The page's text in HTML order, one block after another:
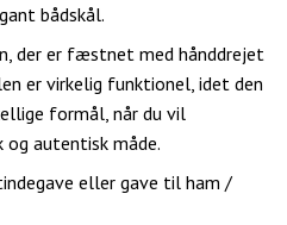
bådskål.
der er fæstnet med hånddrejet
er virkelig funktionel, idet den
formål, når du vil
autentisk måde.
eller gave til ham /